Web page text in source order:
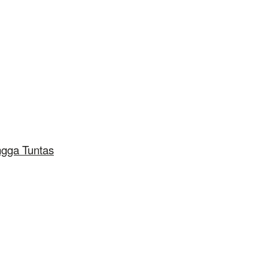
Tuntas